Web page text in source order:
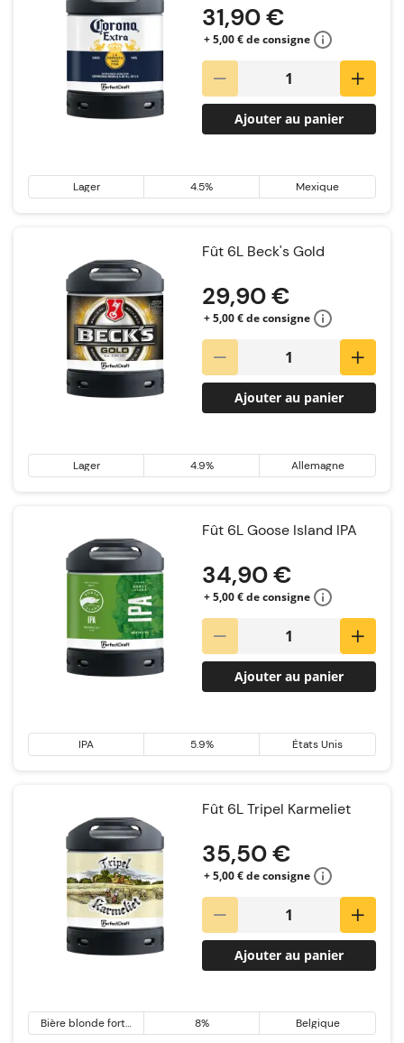
31,90 €
+ 5,00 € de consigne
Ajouter au panier
Lager 4.5% Mexique
Fût 6L Beck's Gold
29,90 €
+ 5,00 € de consigne
Ajouter au panier
Lager 4.9% Allemagne
Fût 6L Goose Island IPA
34,90 €
+ 5,00 € de consigne
Ajouter au panier
IPA 5.9% États Unis
Fût 6L Tripel Karmeliet
35,50 €
+ 5,00 € de consigne
Ajouter au panier
Bière blonde forte
& Tripel
8% Belgique